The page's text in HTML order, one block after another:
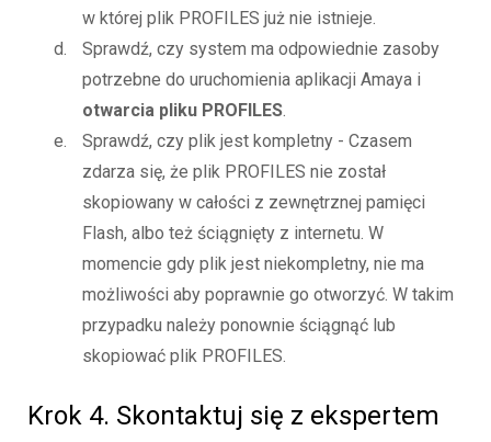
w której plik PROFILES już nie istnieje.
Sprawdź, czy system ma odpowiednie zasoby
potrzebne do uruchomienia aplikacji Amaya i
otwarcia pliku PROFILES.
Sprawdź, czy plik jest kompletny - Czasem
zdarza się, że plik PROFILES nie został
skopiowany w całości z zewnętrznej pamięci
Flash, albo też ściągnięty z internetu. W
momencie gdy plik jest niekompletny, nie ma
możliwości aby poprawnie go otworzyć. W takim
przypadku należy ponownie ściągnąć lub
skopiować plik PROFILES.
Krok 4. Skontaktuj się z ekspertem